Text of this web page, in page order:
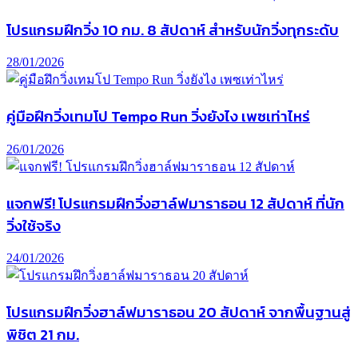
โปรแกรมฝึกวิ่ง 10 กม. 8 สัปดาห์ สำหรับนักวิ่งทุกระดับ
28/01/2026
คู่มือฝึกวิ่งเทมโป Tempo Run วิ่งยังไง เพซเท่าไหร่
26/01/2026
แจกฟรี! โปรแกรมฝึกวิ่งฮาล์ฟมาราธอน 12 สัปดาห์ ที่นัก
วิ่งใช้จริง
24/01/2026
โปรแกรมฝึกวิ่งฮาล์ฟมาราธอน 20 สัปดาห์ จากพื้นฐานสู่
พิชิต 21 กม.